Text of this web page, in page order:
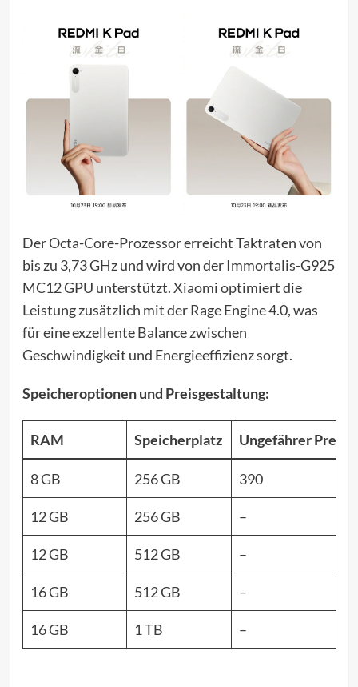
Der Octa-Core-Prozessor erreicht Taktraten von
bis zu 3,73 GHz und wird von der Immortalis-G925
MC12 GPU unterstützt. Xiaomi optimiert die
Leistung zusätzlich mit der Rage Engine 4.0, was
für eine exzellente Balance zwischen
Geschwindigkeit und Energieeffizienz sorgt.
Speicheroptionen und Preisgestaltung:
RAM Speicherplatz Ungefährer Preis
8 GB 256 GB 390
12 GB 256 GB –
12 GB 512 GB –
16 GB 512 GB –
16 GB 1 TB –